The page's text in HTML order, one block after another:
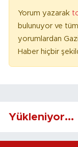
Yorum yazarak
bulunuyor ve
yorumlardan
Haber hiçbir
Yükleniyor...